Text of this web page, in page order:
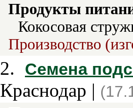
Продукты
Кокосовая
Производство
2. Семена
Краснодар |